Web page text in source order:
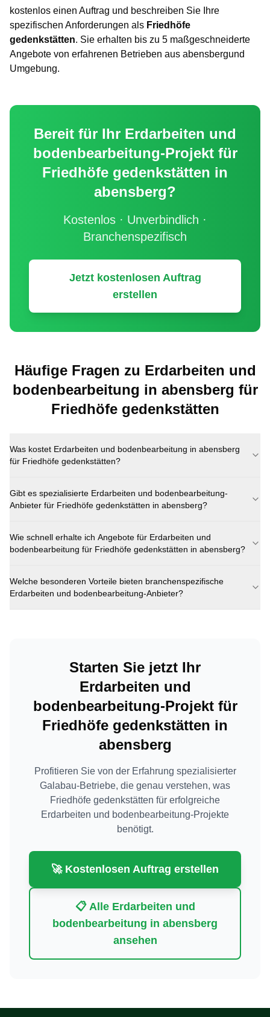
kostenlos einen Auftrag und beschreiben Sie Ihre
spezifischen Anforderungen als Friedhöfe
gedenkstätten. Sie erhalten bis zu 5 maßgeschneiderte
Angebote von erfahrenen Betrieben aus abensbergund
Umgebung.
Bereit für Ihr Erdarbeiten und
bodenbearbeitung-Projekt für
Friedhöfe gedenkstätten in
abensberg?
Kostenlos · Unverbindlich ·
Branchenspezifisch
Jetzt kostenlosen Auftrag
erstellen
Häufige Fragen zu Erdarbeiten und
bodenbearbeitung in abensberg für
Friedhöfe gedenkstätten
Was kostet Erdarbeiten und bodenbearbeitung in abensberg
für Friedhöfe gedenkstätten?
Gibt es spezialisierte Erdarbeiten und bodenbearbeitung-
Anbieter für Friedhöfe gedenkstätten in abensberg?
Wie schnell erhalte ich Angebote für Erdarbeiten und
bodenbearbeitung für Friedhöfe gedenkstätten in abensberg?
Welche besonderen Vorteile bieten branchenspezifische
Erdarbeiten und bodenbearbeitung-Anbieter?
Starten Sie jetzt Ihr
Erdarbeiten und
bodenbearbeitung-Projekt für
Friedhöfe gedenkstätten in
abensberg
Profitieren Sie von der Erfahrung spezialisierter
Galabau-Betriebe, die genau verstehen, was
Friedhöfe gedenkstätten für erfolgreiche
Erdarbeiten und bodenbearbeitung-Projekte
benötigt.
🚀 Kostenlosen Auftrag erstellen
📋 Alle Erdarbeiten und
bodenbearbeitung in abensberg
ansehen